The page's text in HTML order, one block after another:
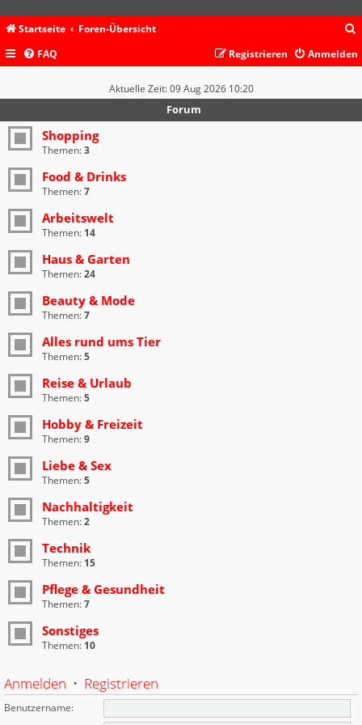
Startseite Foren-Übersicht
c
FAQ Anmelden
Registrieren
Aktuelle Zeit: 09 Aug 2026 10:20
Forum
Shopping
Themen:3
Food & Drinks
Themen:7
Arbeitswelt
Themen: 14
Haus & Garten
Themen:24
Beauty & Mode
Themen:7
Alles rund ums Tier
Themen:5
Reise & Urlaub
Themen:5
Hobby & Freizeit
Themen:9
Liebe & Sex
Themen:5
Nachhaltigkeit
Themen:2
Technik
Themen: 15
Pflege & Gesundheit
Themen:7
Sonstiges
Themen: 10
Anmelden • Registrieren
Benutzername: